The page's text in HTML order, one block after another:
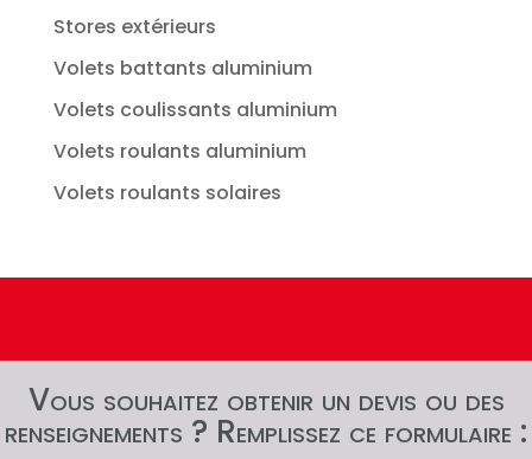
Stores extérieurs
Volets battants aluminium
Volets coulissants aluminium
Volets roulants aluminium
Volets roulants solaires
Vous souhaitez obtenir un devis ou des
renseignements ? Remplissez ce formulaire :